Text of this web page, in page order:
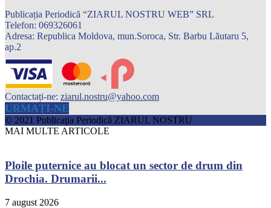
Publicația Periodică “ZIARUL NOSTRU WEB” SRL
Telefon: 069326061
Adresa: Republica Moldova, mun.Soroca, Str. Barbu Lăutaru 5,
ap.2
Contactați-ne: ziarul.nostru@yahoo.com
URMAȚI-NE
© 2021 Publicaţia Periodică ZIARUL NOSTRU
MAI MULTE ARTICOLE
Ploile puternice au blocat un sector de drum din
Drochia. Drumarii...
7 august 2026